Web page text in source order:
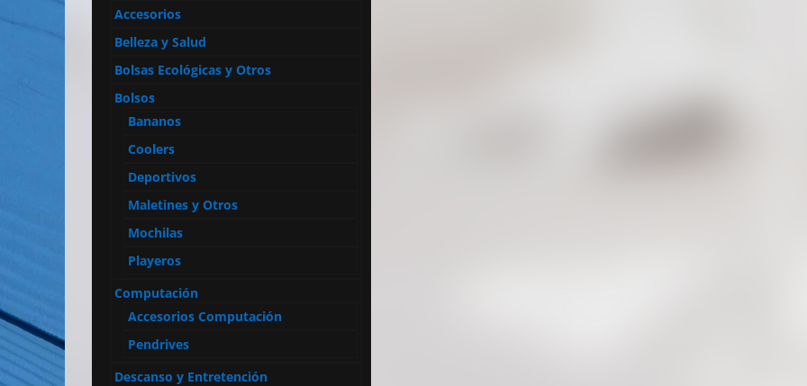
Accesorios
Belleza y Salud
Bolsas Ecológicas y Otros
Bolsos
Bananos
Coolers
Deportivos
Maletines y Otros
Mochilas
Playeros
Computación
Accesorios Computación
Pendrives
Descanso y Entretención